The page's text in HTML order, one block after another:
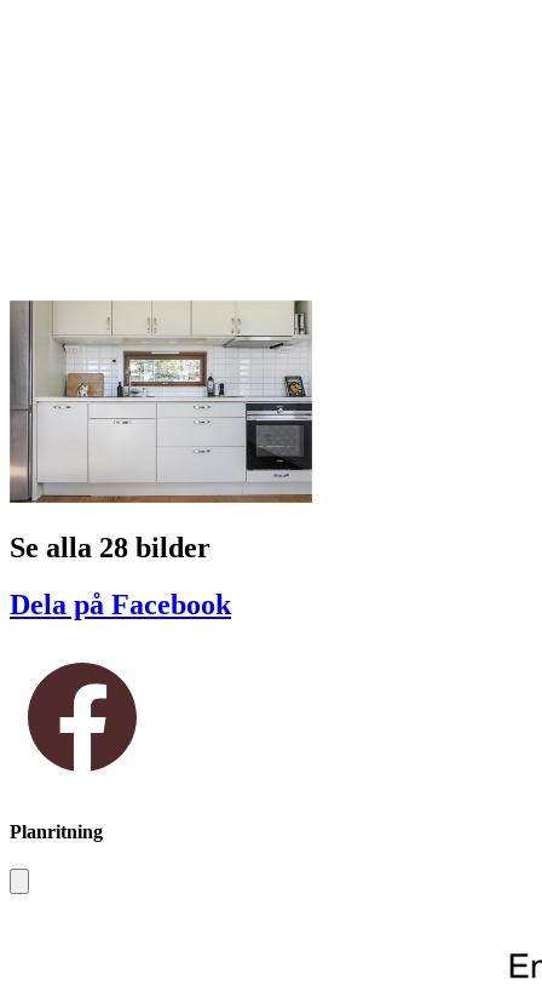
Se alla 28 bilder
Dela på Facebook
Planritning